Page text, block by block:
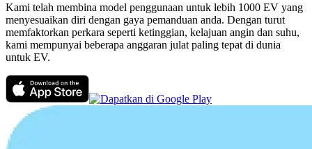
Kami telah membina model penggunaan untuk lebih 1000 EV yang
menyesuaikan diri dengan gaya pemanduan anda. Dengan turut
memfaktorkan perkara seperti ketinggian, kelajuan angin dan suhu,
kami mempunyai beberapa anggaran julat paling tepat di dunia
untuk EV.